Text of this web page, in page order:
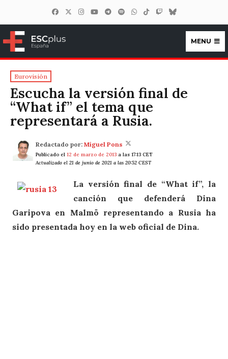
ESCplus España
MENU
Eurovisión
Escucha la versión final de
“What if” el tema que
representará a Rusia.
Redactado por: Miguel Pons
Publicado el 12 de marzo de 2013 a las 17:13 CET
Actualizado el 21 de junio de 2021 a las 20:52 CEST
La versión final de “What if”, la
canción que defenderá Dina
Garipova en Malmö representando a Rusia ha
sido presentada hoy en la web oficial de Dina.